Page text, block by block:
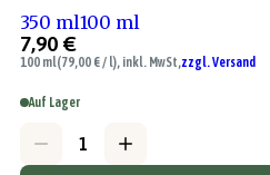
350 ml100 ml
7,90 €
100 ml(79,00 € / l), inkl. MwSt,zzgl. Versand
Auf Lager